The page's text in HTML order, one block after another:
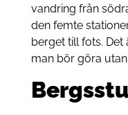
vandring från
den femte
berget till fots.
man bör göra